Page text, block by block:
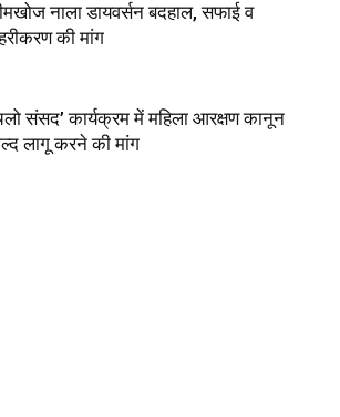
नाला डायवर्सन बदहाल, सफाई व
की मांग
संसद’ कार्यक्रम में महिला आरक्षण कानून
लागू करने की मांग